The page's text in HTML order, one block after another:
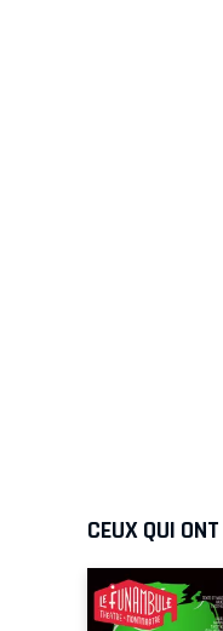
CEUX QUI